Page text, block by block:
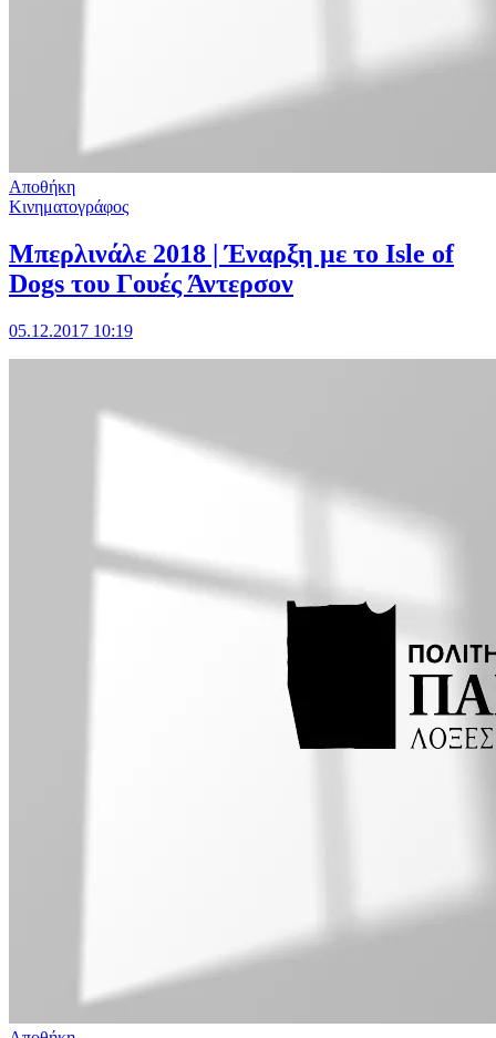
Αποθήκη
Κινηματογράφος
Μπερλινάλε 2018 | Έναρξη με το Isle of
Dogs του Γουές Άντερσον
05.12.2017 10:19